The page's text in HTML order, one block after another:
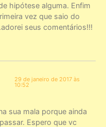
hipótese alguma. Enfim
vez que saio do
seus comentários!!!
29 de janeiro de 2017 às
10:52
sua mala porque ainda
Espero que vc